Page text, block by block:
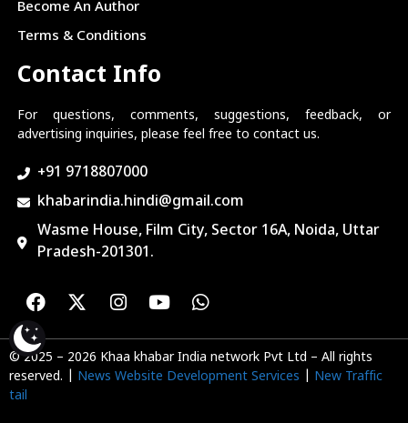
Become An Author
Terms & Conditions
Contact Info
For questions, comments, suggestions, feedback, or
advertising inquiries, please feel free to contact us.
+91 9718807000
khabarindia.hindi@gmail.com
Wasme House, Film City, Sector 16A, Noida, Uttar
Pradesh-201301.
© 2025 – 2026 Khaa khabar India network Pvt Ltd – All rights
reserved. | News Website Development Services
New Traffic
tail